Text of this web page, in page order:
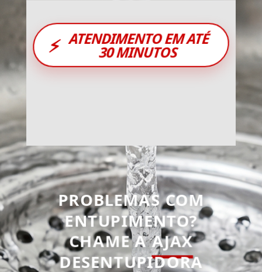
⚡ ATENDIMENTO EM ATÉ
30 MINUTOS
PROBLEMAS COM
ENTUPIMENTO?
CHAME AAJAX
DESENTUPIDORA